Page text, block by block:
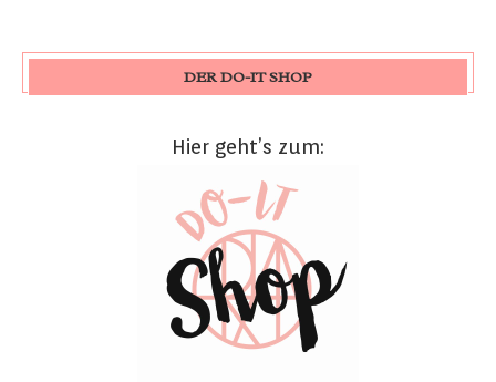
DER DO-IT SHOP
Hier geht’s zum: